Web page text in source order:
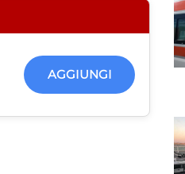
AGGIUNGI